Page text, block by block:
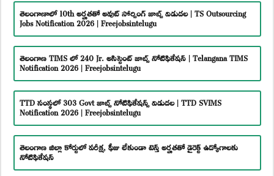
తెలంగాణాలో 10th అర్హతతో అవుట్ సోర్సింగ్ జాబ్స్ విడుదల | TS Outsourcing
Jobs Notification 2026 | Freejobsintelugu
తెలంగాణ TIMS లో 240 Jr. అసిస్టెంట్ జాబ్స్ నోటిఫికేషన్ | Telangana TIMS
Notification 2026 | Freejobsintelugu
TTD సంస్థలో 303 Govt జాబ్స్ నోటిఫికేషన్స్ విడుదల | TTD SVIMS
Notification 2026 | Freejobsintelugu
తెలంగాణ జిల్లా కోర్టులో పరీక్ష, ఫీజు లేకుండా టెన్త్ అర్హతతో డైరెక్ట్ ఉద్యోగాలకు
నోటిఫికేషన్